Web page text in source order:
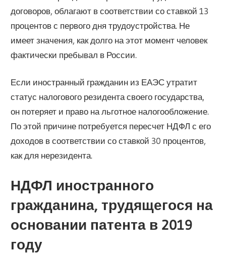
договоров, облагают в соответствии со ставкой 13
процентов с первого дня трудоустройства. Не
имеет значения, как долго на этот момент человек
фактически пребывал в России.
Если иностранный гражданин из ЕАЭС утратит
статус налогового резидента своего государства,
он потеряет и право на льготное налогообложение.
По этой причине потребуется пересчет НДФЛ с его
доходов в соответствии со ставкой 30 процентов,
как для нерезидента.
НДФЛ иностранного
гражданина, трудящегося на
основании патента в 2019
году